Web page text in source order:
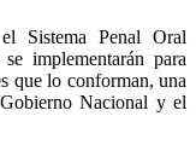
Sistema Penal Oral
implementarán para
que lo conforman, una
Nacional y el